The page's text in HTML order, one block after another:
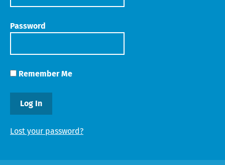
Password
Remember Me
Lost your password?